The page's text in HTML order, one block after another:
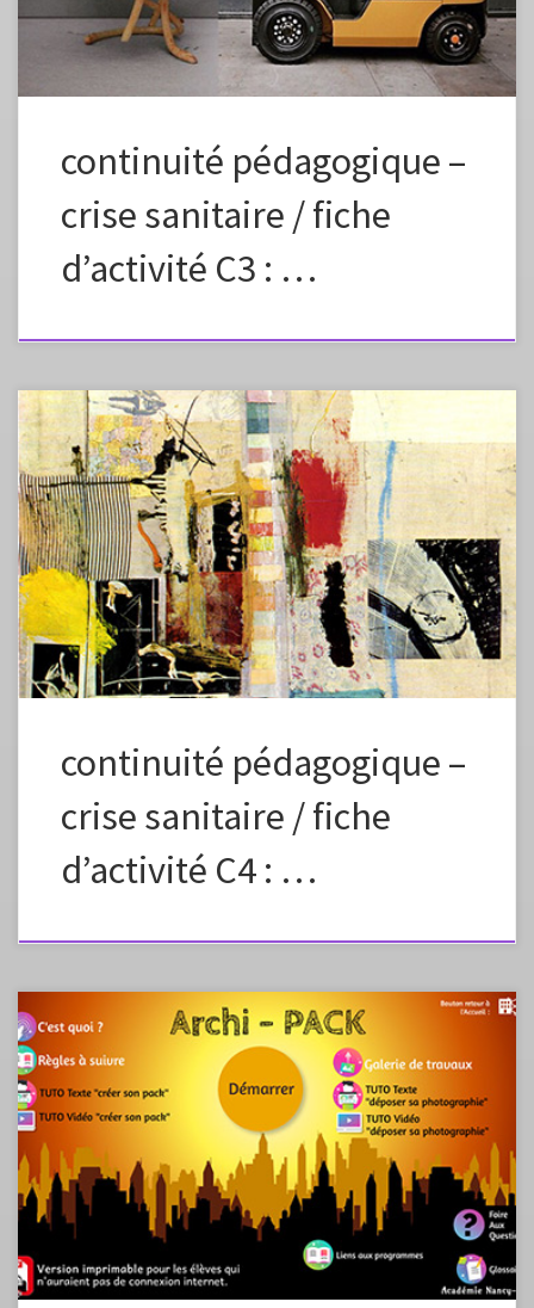
continuité pédagogique –
crise sanitaire / fiche
d’activité C3 : …
Fiche élaborée dans le cadre de la continuité pédagogique Fiche à
vous approprier en changeant la formulation, les images, en fonction
des capacités et des références de vos élèves. Préciser dans l’envoi aux
élèves que ce plan de travail est à effectuer en plusieurs étapes, un peu
chaque jour pour élaborer petit à petit une […]
continuité pédagogique –
crise sanitaire / fiche
d’activité C4 : …
Corinne Bourdenet (professeure d’arts plastiques) et Sébastien
Champion (IA-IPR d’arts plastiques) de l’académie de Nancy-Metz
proposent aux élèves et à leurs parents l’opération ARCHI_PACK dans
le cadre de la continuité pédagogique. Ce n’est pas parce que nous
sommes confinés que nous ne pouvons pas rêver comme construire le
monde ! […]